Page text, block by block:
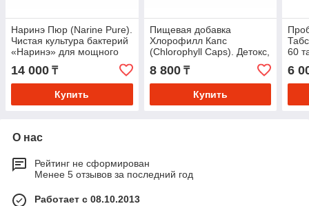
Наринэ Пюр (Narine Pure).
Чистая культура бактерий
«Наринэ» для мощного
иммунитета и
восстановления
микрофлоры
14 000 ₸
Купить
Пищевая добавка
Хлорофилл Капс
(Chlorophyll Caps). Детокс,
очищение крови,
поддержка ЖКТ
8 800₸
Купить
60
6
О нас
Рейтинг не сформирован
Менее 5 отзывов за последний год
Работает с 08.10.2013